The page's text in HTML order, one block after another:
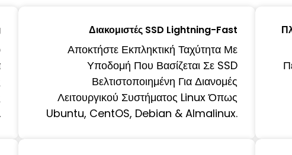
Διακομιστές SSD Lightning-Fast
Αποκτήστε Εκπληκτική Ταχύτητα Με
Υποδομή Που Βασίζεται Σε SSD
Βελτιστοποιημένη Για Διανομές
Λειτουργικού Συστήματος Linux Όπως
Ubuntu, CentOS, Debian & Almalinux.